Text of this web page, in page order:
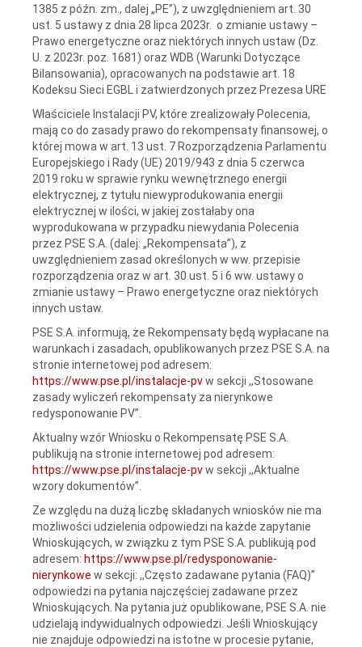
1385 z późn. zm., dalej „PE”), z uwzględnieniem art. 30
ust. 5 ustawy z dnia 28 lipca 2023r. o zmianie ustawy –
Prawo energetyczne oraz niektórych innych ustaw (Dz.
U. z 2023r. poz. 1681) oraz WDB (Warunki Dotyczące
Bilansowania), opracowanych na podstawie art. 18
Kodeksu Sieci EGBL i zatwierdzonych przez Prezesa URE
Właściciele Instalacji PV, które zrealizowały Polecenia,
mają co do zasady prawo do rekompensaty finansowej, o
której mowa w art. 13 ust. 7 Rozporządzenia Parlamentu
Europejskiego i Rady (UE) 2019/943 z dnia 5 czerwca
2019 roku w sprawie rynku wewnętrznego energii
elektrycznej, z tytułu niewyprodukowania energii
elektrycznej w ilości, w jakiej zostałaby ona
wyprodukowana w przypadku niewydania Polecenia
przez PSE S.A. (dalej: „Rekompensata”), z
uwzględnieniem zasad określonych w ww. przepisie
rozporządzenia oraz w art. 30 ust. 5 i 6 ww. ustawy o
zmianie ustawy – Prawo energetyczne oraz niektórych
innych ustaw.
PSE S.A. informują, że Rekompensaty będą wypłacane na
warunkach i zasadach, opublikowanych przez PSE S.A. na
stronie internetowej pod adresem:
https://www.pse.pl/instalacje-pvw sekcji ,,Stosowane
zasady wyliczeń rekompensaty za nierynkowe
redysponowanie PV”.
Aktualny wzór Wniosku o Rekompensatę PSE S.A.
publikują na stronie internetowej pod adresem:
https://www.pse.pl/instalacje-pvw sekcji ,,Aktualne
wzory dokumentów”.
Ze względu na dużą liczbę składanych wniosków nie ma
możliwości udzielenia odpowiedzi na każde zapytanie
Wnioskujących, w związku z tym PSE S.A. publikują pod
adresem: https://www.pse.pl/redysponowanie-
nierynkowe w sekcji: ,,Często zadawane pytania (FAQ)”
odpowiedzi na pytania najczęściej zadawane przez
Wnioskujących. Na pytania już opublikowane, PSE S.A. nie
udzielają indywidualnych odpowiedzi. Jeśli Wnioskujący
nie znajduje odpowiedzi na istotne w procesie pytanie,